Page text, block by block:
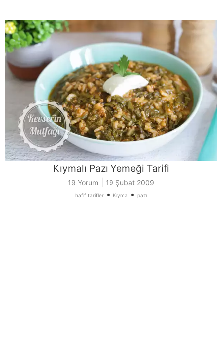
Kıymalı Pazı Yemeği Tarifi
19 Yorum 19 Şubat 2009
hafif tarifler • Kıyma • pazı